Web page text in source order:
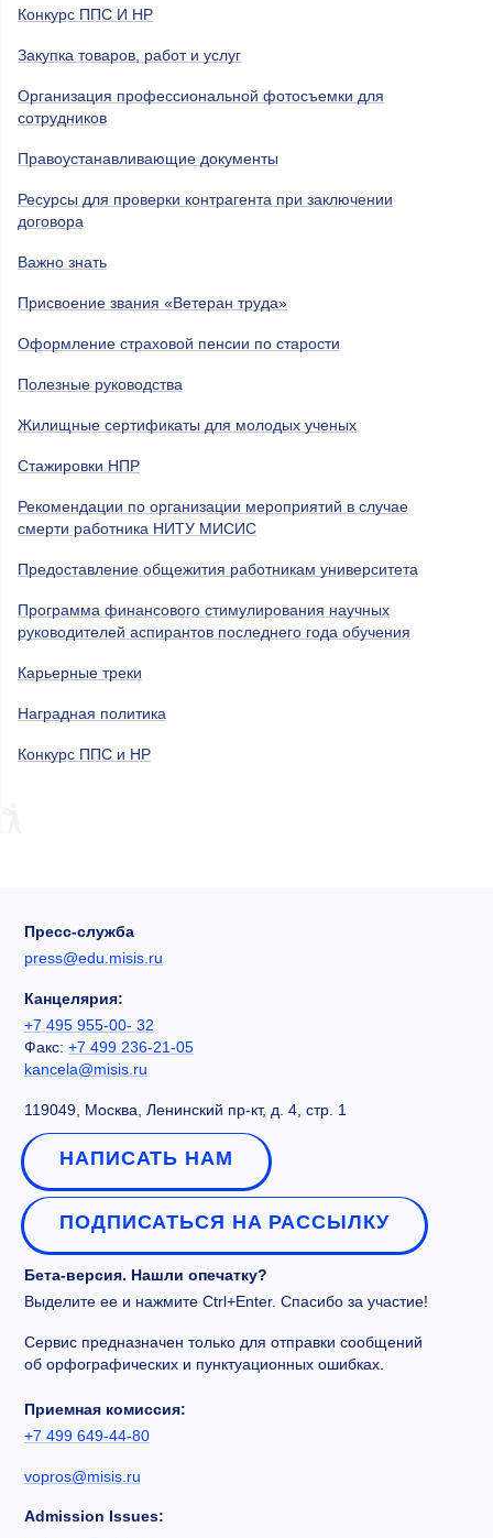
Конкурс ППС И НР
Закупка товаров, работ и услуг
Организация профессиональной фотосъемки для
сотрудников
Правоустанавливающие документы
Ресурсы для проверки контрагента при заключении
договора
Важно знать
Присвоение звания «Ветеран труда»
Оформление страховой пенсии по старости
Полезные руководства
Жилищные сертификаты для молодых ученых
Стажировки НПР
Рекомендации по организации мероприятий в случае
смерти работника НИТУ МИСИС
Предоставление общежития работникам университета
Программа финансового стимулирования научных
руководителей аспирантов последнего года обучения
Карьерные треки
Наградная политика
Конкурс ППС и НР
Пресс-служба
press@edu.misis.ru
Канцелярия:
+7 495 955-00- 32
Факс: +7 499 236-21-05
kancela@misis.ru
119049, Москва, Ленинский пр-кт, д. 4, стр. 1
НАПИСАТЬ НАМ
ПОДПИСАТЬСЯ НА РАССЫЛКУ
Бета-версия. Нашли опечатку?
Выделите ее и нажмите Ctrl+Enter. Спасибо за участие!
Сервис предназначен только для отправки сообщений
об орфографических и пунктуационных ошибках.
Приемная комиссия:
+7 499 649-44-80
vopros@misis.ru
Admission Issues: